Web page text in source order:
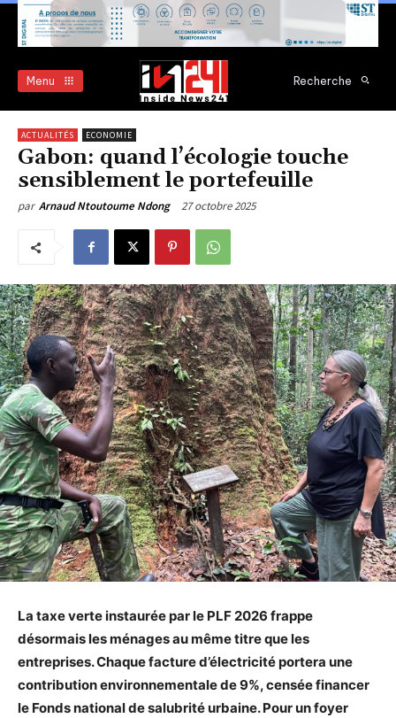
Menu Recherche
ACTUALITÉS ECONOMIE
Gabon: quand l’écologie touche
sensiblement le portefeuille
par Arnaud Ntoutoume Ndong 27 octobre 2025
La taxe verte instaurée par le PLF 2026 frappe
désormais les ménages au même titre que les
entreprises. Chaque facture d’électricité portera une
contribution environnementale de 9%, censée financer
le Fonds national de salubrité urbaine. Pour un foyer